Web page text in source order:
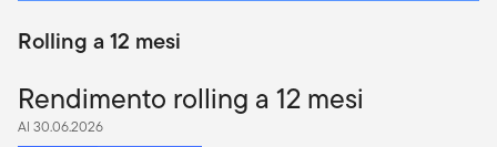
Rolling a 12 mesi
Rendimento rolling a 12 mesi
Al 30.06.2026